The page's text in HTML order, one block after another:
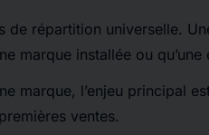
de répartition universelle.
marque installée ou
marque, l’enjeu principal
ventes.